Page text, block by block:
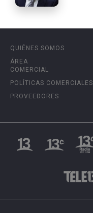
QUIÉNES SOMOS
ÁREA
COMERCIAL
POLÍTICAS COMERCIALES
PROVEEDORES